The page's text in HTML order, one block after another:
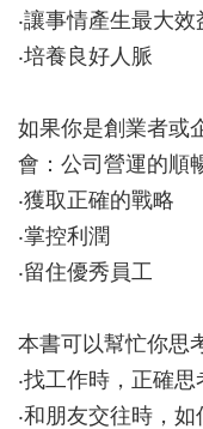
‧讓事情產生最大
‧培養良好人脈
如果你是創業者或
會：公司營運的順
‧獲取正確的戰略
‧掌控利潤
‧留住優秀員工
本書可以幫忙你思
‧找工作時，正確
‧和朋友交往時，